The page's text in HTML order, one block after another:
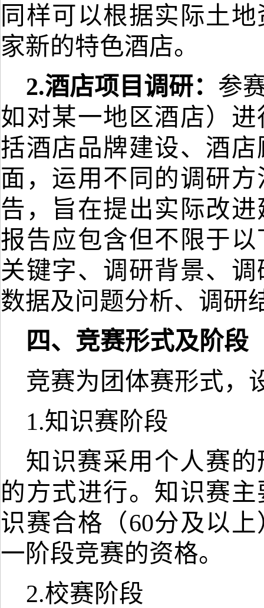
同样可以根据实际土
家新的特色酒店。
2.酒店项目调研： 参
如对某一地区酒店）
括酒店品牌建设、酒
面，运用不同的调研
告，旨在提出实际改
报告应包含但不限于
关键字、调研背景、
数据及问题分析、调研
四、竞赛形式及阶段
竞赛为团体赛形式，
1.知识赛阶段
知识赛采用个人赛
的方式进行。知识赛
识赛合格（60分及以
一阶段竞赛的资格。
2.校赛阶段